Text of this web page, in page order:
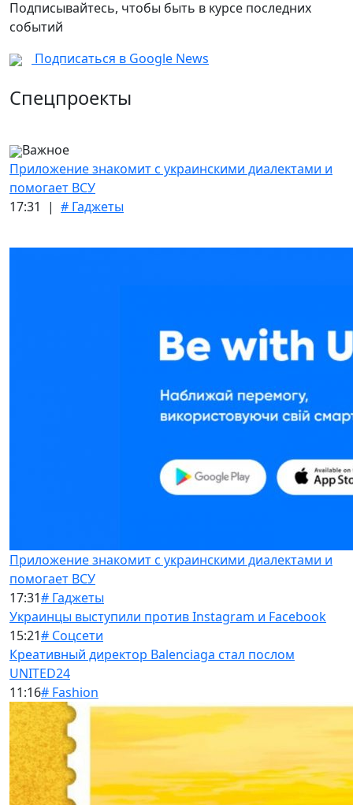
Подписывайтесь, чтобы быть в курсе последних
событий
Подписаться в Google News
Спецпроекты
Важное
Приложение знакомит с украинскими диалектами и
помогает ВСУ
17:31 | # Гаджеты
Приложение знакомит с украинскими диалектами и
помогает ВСУ
17:31# Гаджеты
Украинцы выступили против Instagram и Facebook
15:21# Соцсети
Креативный директор Balenciaga стал послом
UNITED24
11:16# Fashion